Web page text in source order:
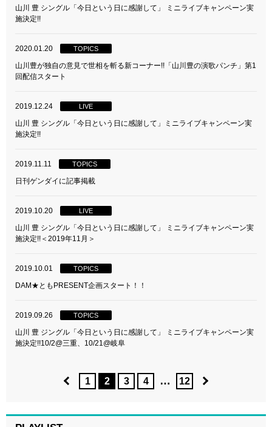
山川 豊 シングル「今日という日に感謝して」 ミニライブキャンペーン実
施決定!!
2020.01.20 TOPICS
山川豊が独自の意見で世相を斬る新コーナー!!「山川豊の演歌パンチ」第1
回配信スタート
2019.12.24 LIVE
山川 豊 シングル「今日という日に感謝して」ミニライブキャンペーン実
施決定!!
2019.11.11 TOPICS
日刊ゲンダイに記事掲載
2019.10.20 LIVE
山川 豊 シングル「今日という日に感謝して」 ミニライブキャンペーン実
施決定!!＜2019年11月＞
2019.10.01 TOPICS
DAM★ともPRESENT企画スタート！！
2019.09.26 TOPICS
山川 豊 ジングル「今日という日に感謝して」 ミニライブキャンペーン実
施決定!!10/2@三重、10/21@岐阜
1 2 3 4 … 12